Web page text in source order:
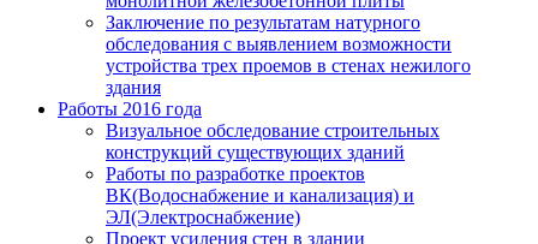
Заключение по результатам натурного
обследования с выявлением возможности
устройства трех проемов в стенах нежилого
здания
Работы 2016 года
Визуальное обследование строительных
конструкций существующих зданий
Работы по разработке проектов
ВК(Водоснабжение и канализация) и
ЭЛ(Электроснабжение)
Проект усиления стен в здании